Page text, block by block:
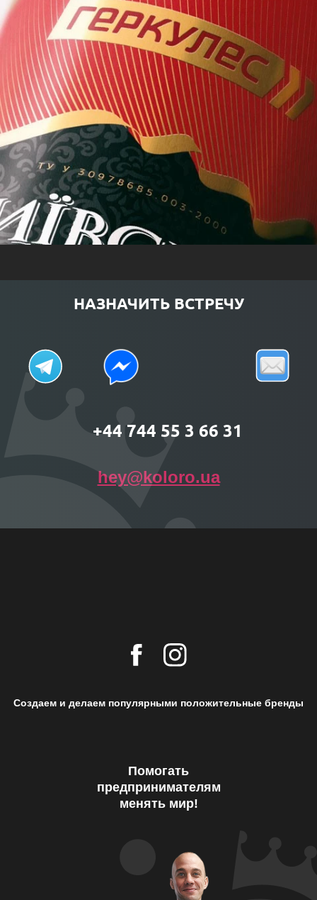
НАЗНАЧИТЬ ВСТРЕЧУ
+44 744 55 3 66 31
hey@koloro.ua
Создаем и делаем популярными положительные бренды
Помогать
предпринимателям
менять мир!